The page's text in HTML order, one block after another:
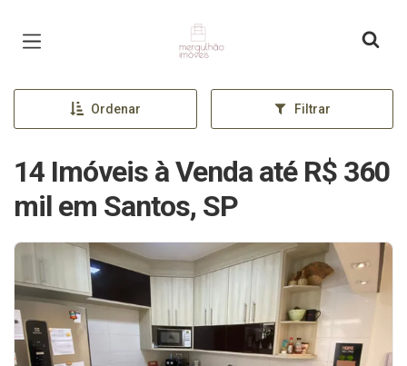
Página inicial
Ordenar Filtrar
14 Imóveis à Venda até R$ 360
mil em Santos, SP